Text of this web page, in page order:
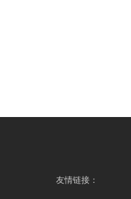
友情链接：